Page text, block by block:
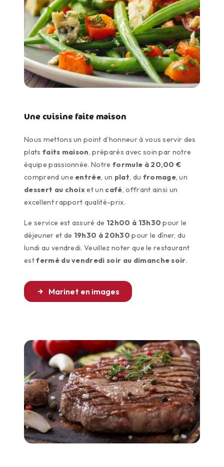
Une cuisine faite maison
Nous mettons un point d'honneur à vous servir des
plats faits maison, préparés avec soin par notre
équipe passionnée. Notreformule à 20,00 €
comprend une entrée, un plat, du fromage, un
dessert au choixet un café, offrant ainsi un
excellent rapport qualité-prix.
Le service est assuré de 12h00 à 13h30 pour le
déjeuner et de 19h30 à 20h30 pour le dîner, du
lundi au vendredi. Veuillez noter que le restaurant
estfermé du vendredi soir au dimanche soir.
Marinet en images